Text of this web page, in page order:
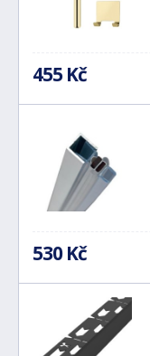
455 Kč
530 Kč